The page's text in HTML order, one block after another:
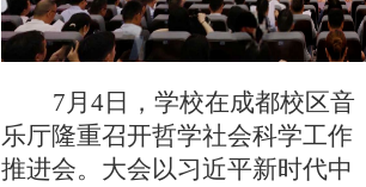
7月4日，学校在成都校区音
乐厅隆重召开哲学社会科学工作
推进会。大会以习近平新时代中